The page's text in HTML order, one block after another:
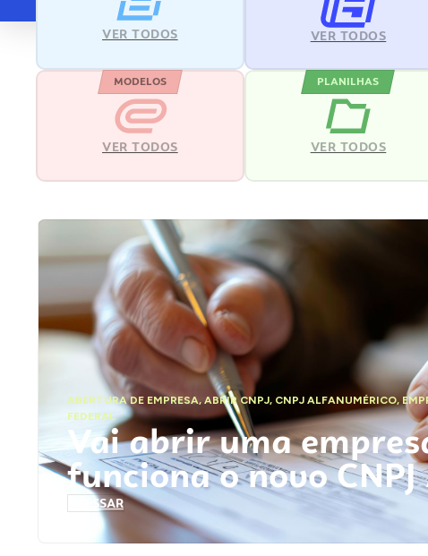
VER TODOS VER TODOS
MODELOS
VER TODOS
PLANILHAS
VER TODOS
ABERTURA DE EMPRESA,ABRIR CNPJ, CNPJ ALFANUMÉRICO,
FEDERAL
Vai abrir uma
funciona o novo
ACESSAR